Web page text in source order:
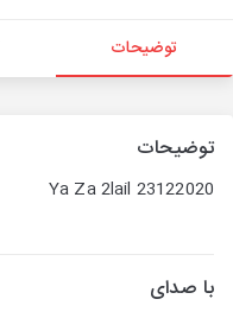
توضیحات
توضیحات
Ya Za 2lail 23122020
با صدای